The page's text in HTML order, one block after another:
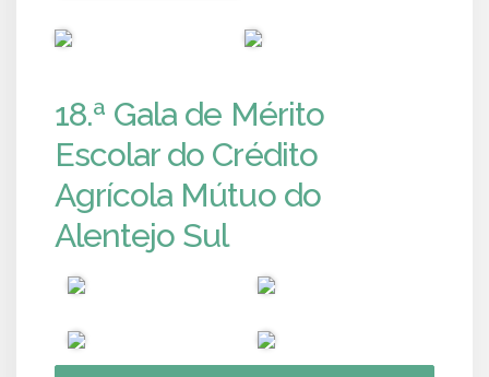
18.ª Gala de Mérito
Escolar do Crédito
Agrícola Mútuo do
Alentejo Sul